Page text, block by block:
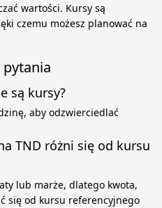
wartości. Kursy są
czemu możesz planować na
pytania
są kursy?
aby odzwierciedlać
TND różni się od kursu
lub marże, dlatego kwota,
się od kursu referencyjnego